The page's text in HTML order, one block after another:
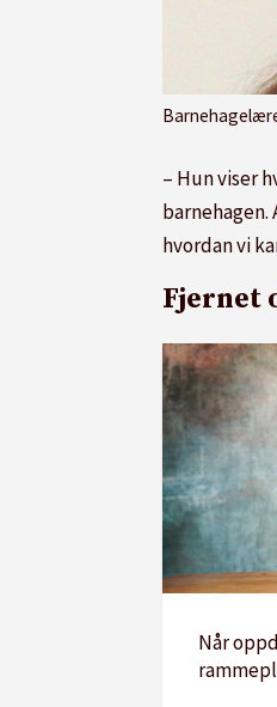
Barnehagelærer
– Hun viser
hvordan vi
Fjernet
Når